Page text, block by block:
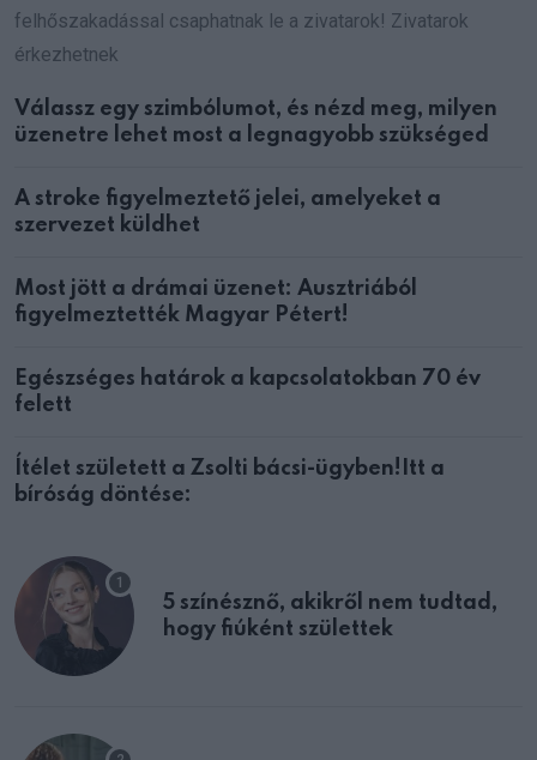
felhőszakadással csaphatnak le a zivatarok! Zivatarok
érkezhetnek
Válassz egy szimbólumot, és nézd meg, milyen
üzenetre lehet most a legnagyobb szükséged
A stroke figyelmeztető jelei, amelyeket a
szervezet küldhet
Most jött a drámai üzenet: Ausztriából
figyelmeztették Magyar Pétert!
Egészséges határok a kapcsolatokban 70 év
felett
Ítélet született a Zsolti bácsi-ügyben!Itt a
bíróság döntése:
5 színésznő, akikről nem tudtad,
hogy fiúként születtek